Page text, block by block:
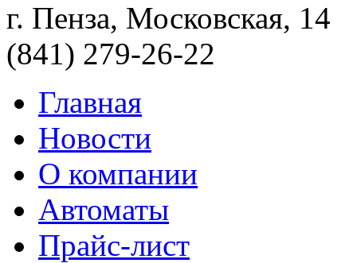
г. Пенза, Московская, 14
(841) 279-26-22
Главная
Новости
О компании
Автоматы
Прайс-лист